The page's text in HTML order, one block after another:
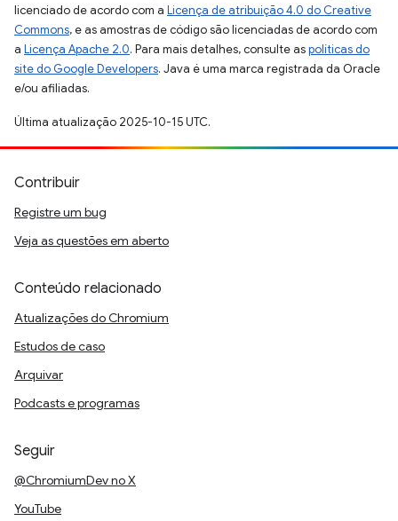
licenciado de acordo com a Licença de atribuição 4.0 do Creative
Commons, e as amostras de código são licenciadas de acordo com
a Licença Apache 2.0. Para mais detalhes, consulte aspolíticas do
site do Google Developers. Java é uma marca registrada da Oracle
e/ou afiliadas.
Última atualização 2025-10-15 UTC.
Contribuir
Registre um bug
Veja as questões em aberto
Conteúdo relacionado
Atualizações do Chromium
Estudos de caso
Arquivar
Podcasts e programas
Seguir
@ChromiumDev no X
YouTube